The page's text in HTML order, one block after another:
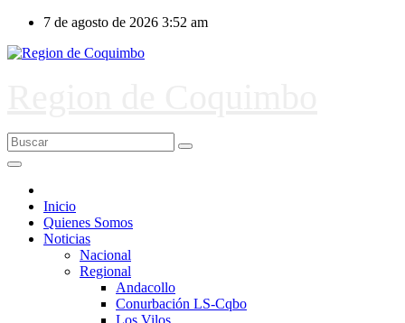
contenido
7 de agosto de 2026 3:52 am
Inicio
Quienes Somos
Noticias
Nacional
Regional
Andacollo
Conurbación LS-Cqbo
Los Vilos